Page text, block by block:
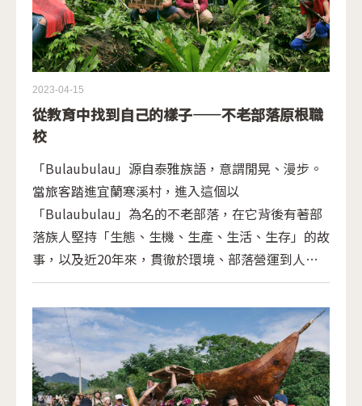
2023-04-15
從教育中找到自己的樣子——不老部落原根職
校
「Bulaubulau」源自泰雅族語，意謂閒晃、漫步。
當旅客踏進宜蘭寒溪村，進入這個以
「Bulaubulau」為名的不老部落，在它背後有著部
落族人堅持「生態、生機、生產、生活、生存」的故
事，以及近20年來，貫徹於環境、部落營運到人才
培育努力的成果。這個以部落永續為原則的地方，成
為了台灣體驗原住民生態與文化的示範基地。 順勢
而為，循環往復，與自然和諧相處